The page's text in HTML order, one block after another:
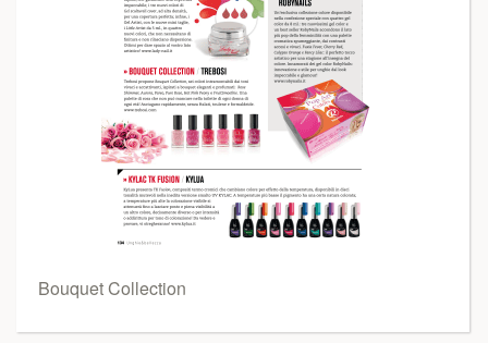
Bouquet Collection